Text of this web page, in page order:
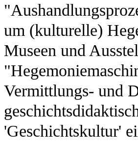
um (kulturelle)
Museen und
Vermittlungs- und
'Geschichtskultur'